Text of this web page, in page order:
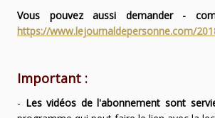
Vous pouvez aussi demander -
https://www.lejournaldepersonne.com/
Important :
- Les vidéos de l'abonnement sont